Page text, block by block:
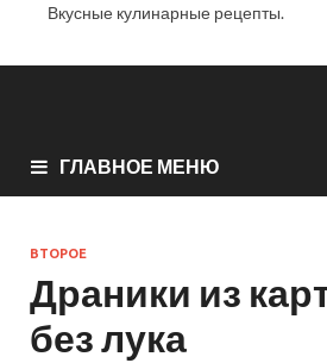
Вкусные кулинарные рецепты.
ГЛАВНОЕ МЕНЮ
ВТОРОЕ
Драники из
без лука